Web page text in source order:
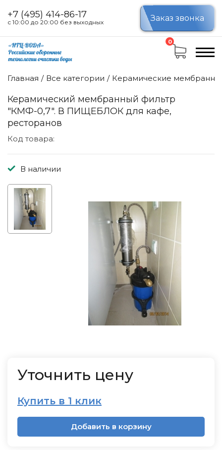
+7 (495) 414-86-17
с 10:00 до 20:00 без выходных Заказ звонка
0
Главная Все категории Керамические
Керамический мембранный фильтр
"КМФ-0,7". В ПИЩЕБЛОК для кафе,
ресторанов
Код товара:
В наличии
Уточнить цену
Купить в 1 клик
Добавить в корзину